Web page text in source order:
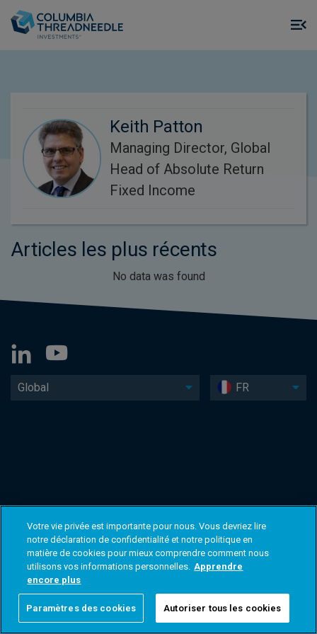
Keith Patton
Managing Director, Global
Head of Absolute Return
Fixed Income
Articles les plus récents
No data was found
Global FR
Votre vie privée est importante pour nous. Vous devriez lire
notre déclaration de confidentialité et notre politique en
matière de cookies pour mieux comprendre comment nous
utilisons vos informations personnelles. Apprendre
encore plus
Paramètres des cookies Autoriser tous les cookies